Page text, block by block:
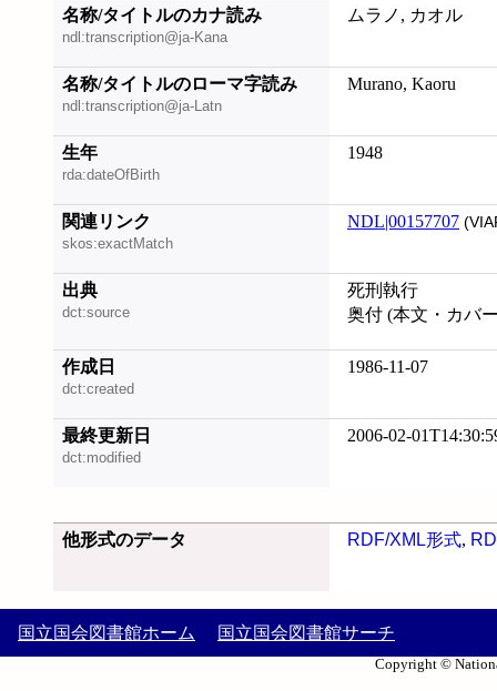
名称/タイトルのカナ読み
ndl:transcription@ja-Kana
ムラノ, カオル
名称/タイトルのローマ字読み
ndl:transcription@ja-Latn
Murano, Kaoru
生年
rda:dateOfBirth
1948
関連リンク
skos:exactMatch
NDL|00157707
出典
dct:source
死刑執行
奥付 (本文・カバ
作成日
dct:created
1986-11-07
最終更新日
dct:modified
2006-02-
他形式のデータ RDF/XML形式,
国立国会図書館ホーム 国立国会図書館サーチ
Copyright ©